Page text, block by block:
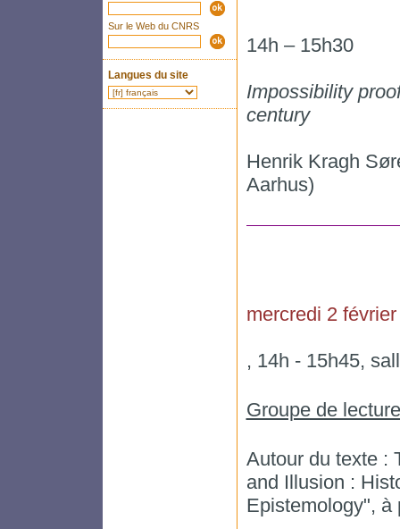
Sur le Web du CNRS
Langues du site
14h – 15h30
Impossibility
century
Henrik Kragh
Aarhus)
mercredi 2 février
, 14h - 15h45,
Groupe de
Autour du texte :
and Illusion :
Epistemology",